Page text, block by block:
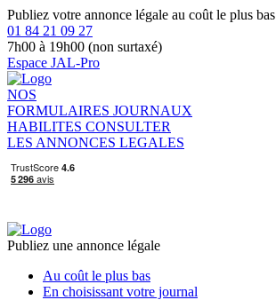
Publiez votre annonce légale au coût le plus bas
01 84 21 09 27
7h00 à 19h00 (non surtaxé)
Espace JAL-Pro
NOS
FORMULAIRES JOURNAUX
HABILITES CONSULTER
LES ANNONCES LEGALES
Publiez une annonce légale
Au coût le plus bas
En choisissant votre journal